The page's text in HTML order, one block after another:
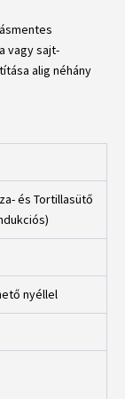
vagy sajt-
alig néhány
és Tortillasütő
nyéllel